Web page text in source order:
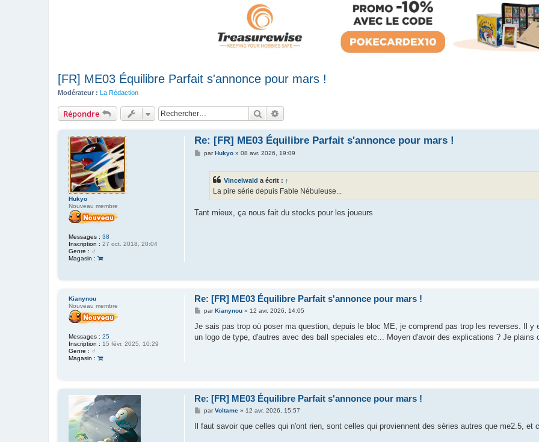
[FR] ME03 Équilibre Parfait s'annonce pour mars !
Modérateur : La Rédaction
Répondre Rechercher
Hukyo
Nouveau membre
Messages : 38
Inscription : 27 oct. 2018, 20:04
Genre : ♂️
Magasin :
Re: [FR] ME03 Équilibre Parfait s'annonce pour mars !
MparHukyo» 08 avr. 2026, 19:09
Vincelwald a écrit : ↑
La pire série depuis Fable Nébuleuse...
Tant mieux, ça nous fait du stocks pour les joueurs
Kianynou
Nouveau membre
Messages : 25
Inscription : 15 févr. 2025, 10:29
Genre : ♂️
Magasin :
Re: [FR] ME03 Équilibre Parfait s'annonce pour mars !
M
s
a
parKianynou» 12 avr. 2026, 14:05
Je sais pas trop où poser ma question, depuis le bloc ME, je comprend pas trop les reverses. Il y
un logo de type, d'autres avec des ball speciales etc... Moyen d'avoir des explications ? Je plains
Re: [FR] ME03 Équilibre Parfait s'annonce pour mars !
M
s
parVoltame» 12 avr. 2026, 15:57
Il faut savoir que celles qui n'ont rien, sont celles qui proviennent des séries autres que me2.5, et